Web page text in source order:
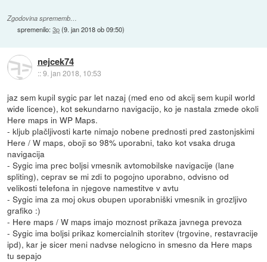
Zgodovina sprememb…
spremenilo:3p(9. jan 2018 ob 09:50)
nejcek74
::9. jan 2018, 10:53
jaz sem kupil sygic par let nazaj (med eno od akcij sem kupil world
wide licence), kot sekundarno navigacijo, ko je nastala zmede okoli
Here maps in WP Maps.
- kljub plačljivosti karte nimajo nobene prednosti pred zastonjskimi
Here / W maps, oboji so 98% uporabni, tako kot vsaka druga
navigacija
- Sygic ima prec boljsi vmesnik avtomobilske navigacije (lane
spliting), ceprav se mi zdi to pogojno uporabno, odvisno od
velikosti telefona in njegove namestitve v avtu
- Sygic ima za moj okus obupen uporabniški vmesnik in grozljivo
grafiko :)
- Here maps / W maps imajo moznost prikaza javnega prevoza
- Sygic ima boljsi prikaz komercialnih storitev (trgovine, restavracije
ipd), kar je sicer meni nadvse nelogicno in smesno da Here maps
tu sepajo